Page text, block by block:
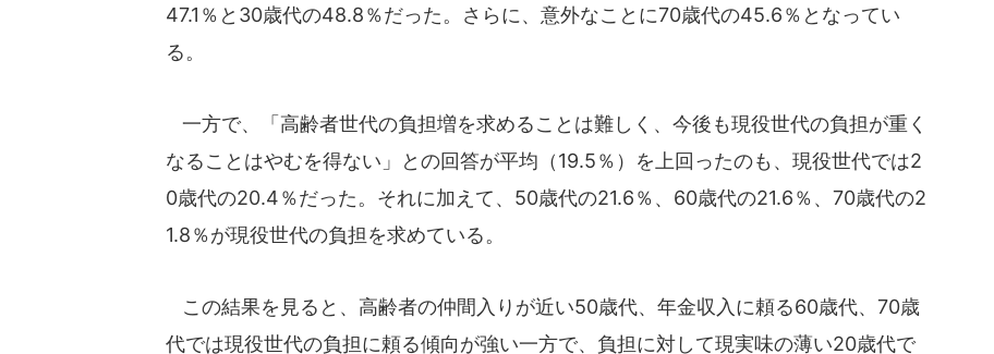
47.1％と30歳代の48.8％だった。さらに、意外なことに70歳代の45.6％となってい
る。
一方で、「高齢者世代の負担増を求めることは難しく、今後も現役世代の負担が重く
なることはやむを得ない」との回答が平均（19.5％）を上回ったのも、現役世代では2
0歳代の20.4％だった。それに加えて、50歳代の21.6％、60歳代の21.6％、70歳代の2
1.8％が現役世代の負担を求めている。
この結果を見ると、高齢者の仲間入りが近い50歳代、年金収入に頼る60歳代、70歳
代では現役世代の負担に頼る傾向が強い一方で、負担に対して現実味の薄い20歳代で